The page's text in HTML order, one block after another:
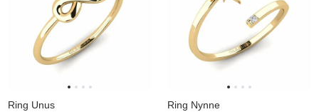
Ring Unus Ring Nynne